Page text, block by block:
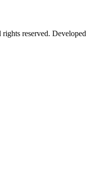
reserved. Developed